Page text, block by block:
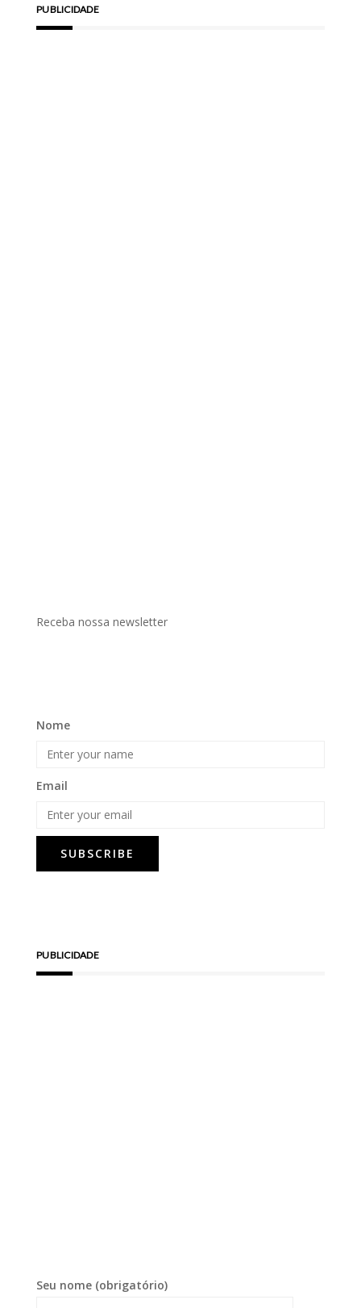
PUBLICIDADE
Receba nossa newsletter
Nome
Email
PUBLICIDADE
Seu nome (obrigatório)